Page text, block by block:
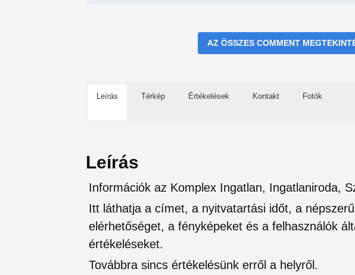
AZ ÖSSZES COMMENT
Leírás Térkép Értékelések Kontakt Fotók
Leírás
Információk az Komplex Ingatlan, Ingatlaniroda,
Itt láthatja a címet, a nyitvatartási időt, a
elérhetőséget, a fényképeket és a felhasználók
értékeléseket.
Továbbra sincs értékelésünk erről a helyről.